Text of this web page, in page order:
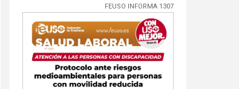
FEUSO INFORMA 1307